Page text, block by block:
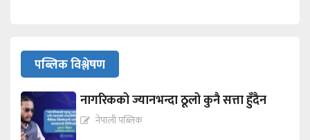
पब्लिक विश्लेषण
नागरिकको ज्यानभन्दा ठूलो कुनै सत्ता हुँदैन
नेपाली पब्लिक